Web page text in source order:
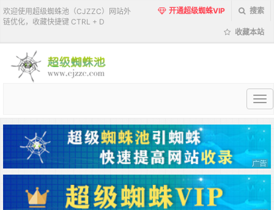
欢迎使用超级蜘蛛池（CJZZC）网站外
链优化，收藏快捷键 CTRL + D
开通超级蜘蛛VIP 搜索
收藏本站
超
蜘
蛛
池